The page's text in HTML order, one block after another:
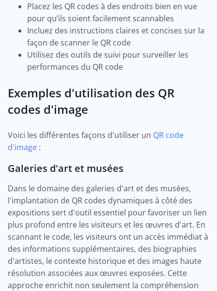
Placez les QR codes à des endroits bien en vue
pour qu’ils soient facilement scannables
Incluez des instructions claires et concises sur la
façon de scanner le QR code
Utilisez des outils de suivi pour surveiller les
performances du QR code
Exemples d'utilisation des QR
codes d'image
Voici les différentes façons d'utiliser un QR code
d'image :
Galeries d'art et musées
Dans le domaine des galeries d'art et des musées,
l'implantation de QR codes dynamiques à côté des
expositions sert d'outil essentiel pour favoriser un lien
plus profond entre les visiteurs et les œuvres d'art. En
scannant le code, les visiteurs ont un accès immédiat à
des informations supplémentaires, des biographies
d'artistes, le contexte historique et des images haute
résolution associées aux œuvres exposées. Cette
approche enrichit non seulement la compréhension